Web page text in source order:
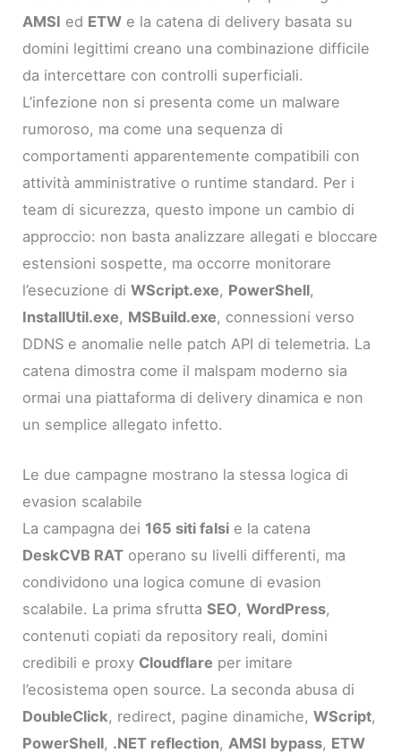
AMSI ed ETW e la catena di delivery basata su
domini legittimi creano una combinazione difficile
da intercettare con controlli superficiali.
L’infezione non si presenta come un malware
rumoroso, ma come una sequenza di
comportamenti apparentemente compatibili con
attività amministrative o runtime standard. Per i
team di sicurezza, questo impone un cambio di
approccio: non basta analizzare allegati e bloccare
estensioni sospette, ma occorre monitorare
l’esecuzione diWScript.exe, PowerShell,
InstallUtil.exe, MSBuild.exe, connessioni verso
DDNS e anomalie nelle patch API di telemetria. La
catena dimostra come il malspam moderno sia
ormai una piattaforma di delivery dinamica e non
un semplice allegato infetto.
Le due campagne mostrano la stessa logica di
evasion scalabile
La campagna dei 165 siti falsi e la catena
DeskCVB RAT operano su livelli differenti, ma
condividono una logica comune di evasion
scalabile. La prima sfruttaSEO,WordPress,
contenuti copiati da repository reali, domini
credibili e proxy Cloudflare per imitare
l’ecosistema open source. La seconda abusa di
DoubleClick, redirect, pagine dinamiche,WScript,
PowerShell, .NET reflection,AMSI bypass, ETW